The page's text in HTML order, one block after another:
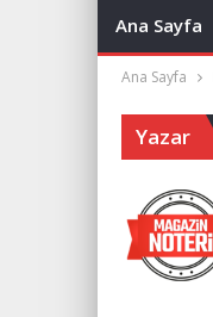
Ana Sayfa
Ana Sayfa
Yazar